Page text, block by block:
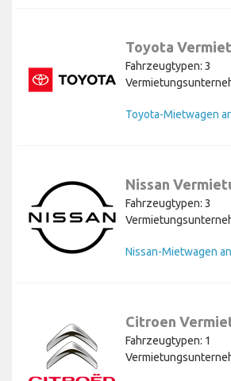
Toyota
Fahrzeugtypen: 3
Toyota-Mietwagen
Nissan
Fahrzeugtypen: 3
Nissan-Mietwagen
Citroen
Fahrzeugtypen: 1